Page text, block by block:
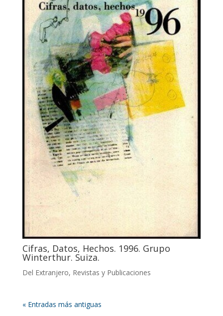
Cifras, Datos, Hechos. 1996. Grupo
Winterthur. Suiza.
Del Extranjero, Revistas y Publicaciones
« Entradas más antiguas